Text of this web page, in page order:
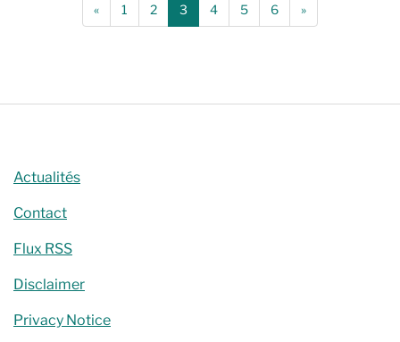
«(Page de recherche précédente)
1 2 3 (Page actuelle)
4 5 6 »(Page de
Actualités
Contact
Flux RSS
Disclaimer
Privacy Notice